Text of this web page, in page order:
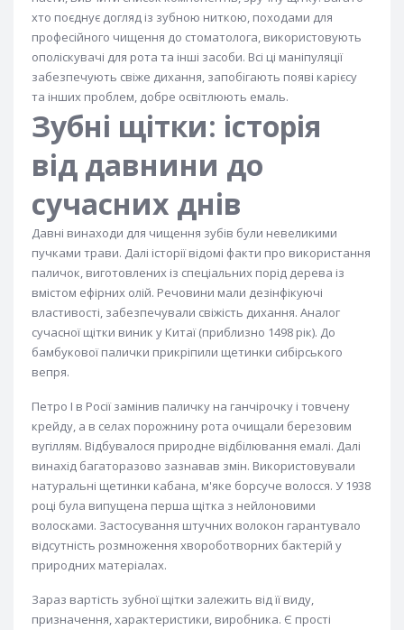
хто поєднує догляд із зубною ниткою, походами для
професійного чищення до стоматолога, використовують
ополіскувачі для рота та інші засоби. Всі ці маніпуляції
забезпечують свіже дихання, запобігають появі карієсу
та інших проблем, добре освітлюють емаль.
Зубні щітки: історія
від давнини до
сучасних днів
Давні винаходи для чищення зубів були невеликими
пучками трави. Далі історії відомі факти про використання
паличок, виготовлених із спеціальних порід дерева із
вмістом ефірних олій. Речовини мали дезінфікуючі
властивості, забезпечували свіжість дихання. Аналог
сучасної щітки виник у Китаї (приблизно 1498 рік). До
бамбукової палички прикріпили щетинки сибірського
вепря.
Петро I в Росії замінив паличку на ганчірочку і товчену
крейду, а в селах порожнину рота очищали березовим
вугіллям. Відбувалося природне відбілювання емалі. Далі
винахід багаторазово зазнавав змін. Використовували
натуральні щетинки кабана, м'яке борсуче волосся. У 1938
році була випущена перша щітка з нейлоновими
волосками. Застосування штучних волокон гарантувало
відсутність розмноження хвороботворних бактерій у
природних матеріалах.
Зараз вартість зубної щітки залежить від її виду,
призначення, характеристики, виробника. Є прості